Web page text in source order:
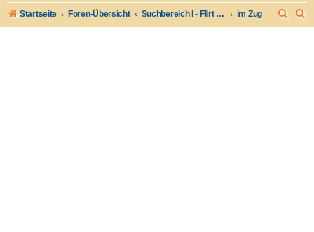
Startseite Foren-Übersicht Suchbereich I - Flirt verloren- Flirt wiederfinden im Zug